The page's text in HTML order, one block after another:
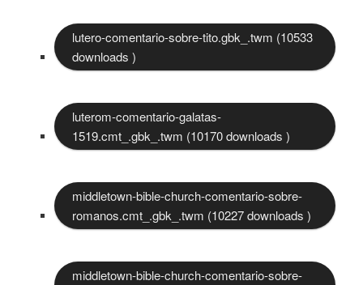
lutero-comentario-sobre-tito.gbk_.twm (10533
downloads )
luterom-comentario-galatas-
1519.cmt_.gbk_.twm (10170 downloads )
middletown-bible-church-comentario-sobre-
romanos.cmt_.gbk_.twm (10227 downloads )
middletown-bible-church-comentario-sobre-